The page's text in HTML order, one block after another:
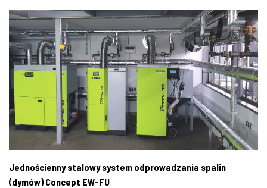
Jednościenny stalowy system odprowadzania spalin
(dymów) Concept EW-FU